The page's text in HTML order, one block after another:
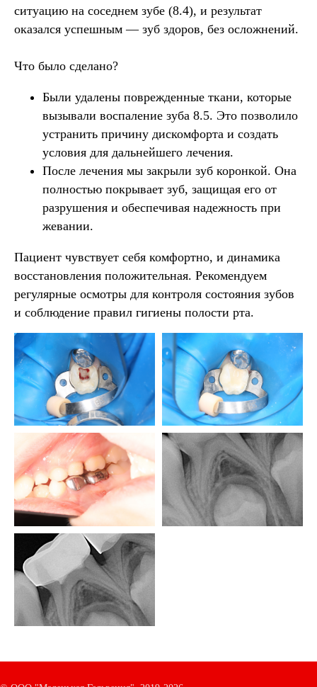
ситуацию на соседнем зубе (8.4), и результат
оказался успешным — зуб здоров, без осложнений.
Что было сделано?
Были удалены поврежденные ткани, которые
вызывали воспаление зуба 8.5. Это позволило
устранить причину дискомфорта и создать
условия для дальнейшего лечения.
После лечения мы закрыли зуб коронкой. Она
полностью покрывает зуб, защищая его от
разрушения и обеспечивая надежность при
жевании.
Пациент чувствует себя комфортно, и динамика
восстановления положительная. Рекомендуем
регулярные осмотры для контроля состояния зубов
и соблюдение правил гигиены полости рта.